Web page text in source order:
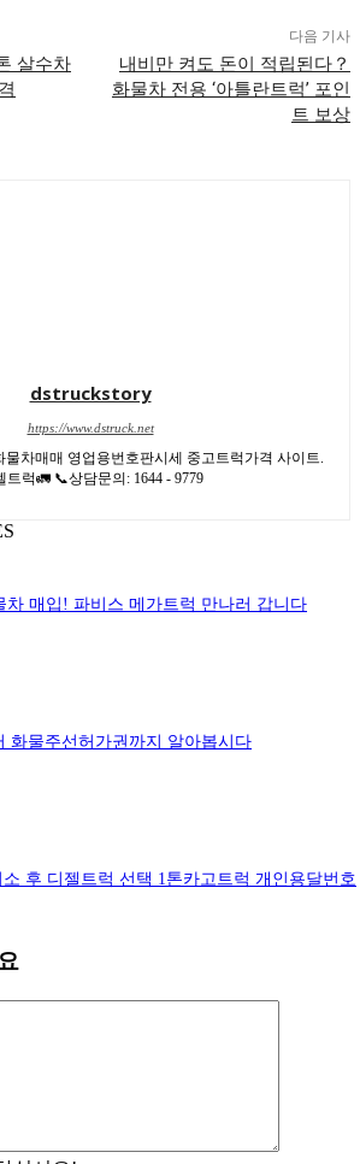
살수차
다음 기사
내비만 켜도 돈이 적립된다？
화물차 전용 ‘아틀란트럭’ 포인
트 보상
dstruckstory
https://www.dstruck.net
차매매 영업용번호판시세 중고트럭가격 사이트.
트럭🚛 📞상담문의: 1644 - 9779
차 매입! 파비스 메가트럭 만나러 갑니다
화물주선허가권까지 알아봅시다
후 디젤트럭 선택 1톤카고트럭 개인용달번호